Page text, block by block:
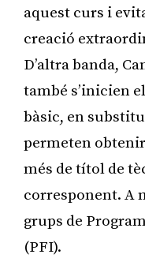
aquest curs i
creació
D’altra banda,
també s’inicien
bàsic, en
permeten obtenir
més de títol de
corresponent. A
grups de
(PFI).